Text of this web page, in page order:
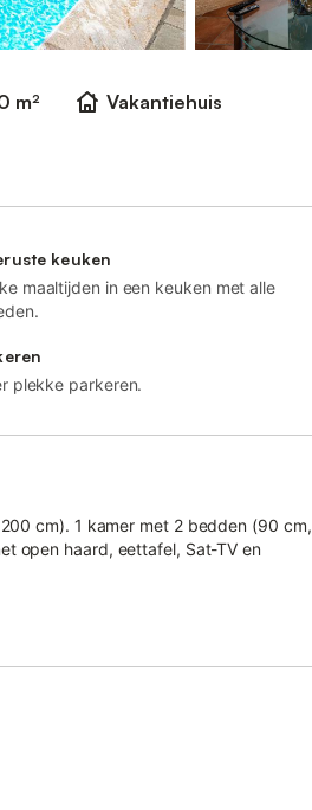
m²
Vakantiehuis
keuken
maaltijden in een keuken met alle
plekke parkeren.
cm). 1 kamer met 2 bedden (90 cm,
open haard, eettafel, Sat-TV en
magnetron, diepvriezer, elektrische
kleine bar. Douche/WC.